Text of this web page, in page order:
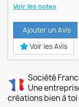
Voir les notes
Ajouter un Avis
Voir les Avis
Société
Une
créations bien à toi